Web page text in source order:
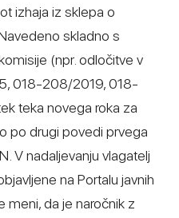
izhaja iz sklepa o
skladno s
(npr. odločitve v
018-208/2019, 018-
teka novega roka za
po drugi povedi prvega
V nadaljevanju vlagatelj
na Portalu javnih
meni, da je naročnik z